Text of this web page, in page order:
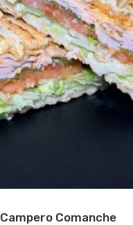
Campero Comanche